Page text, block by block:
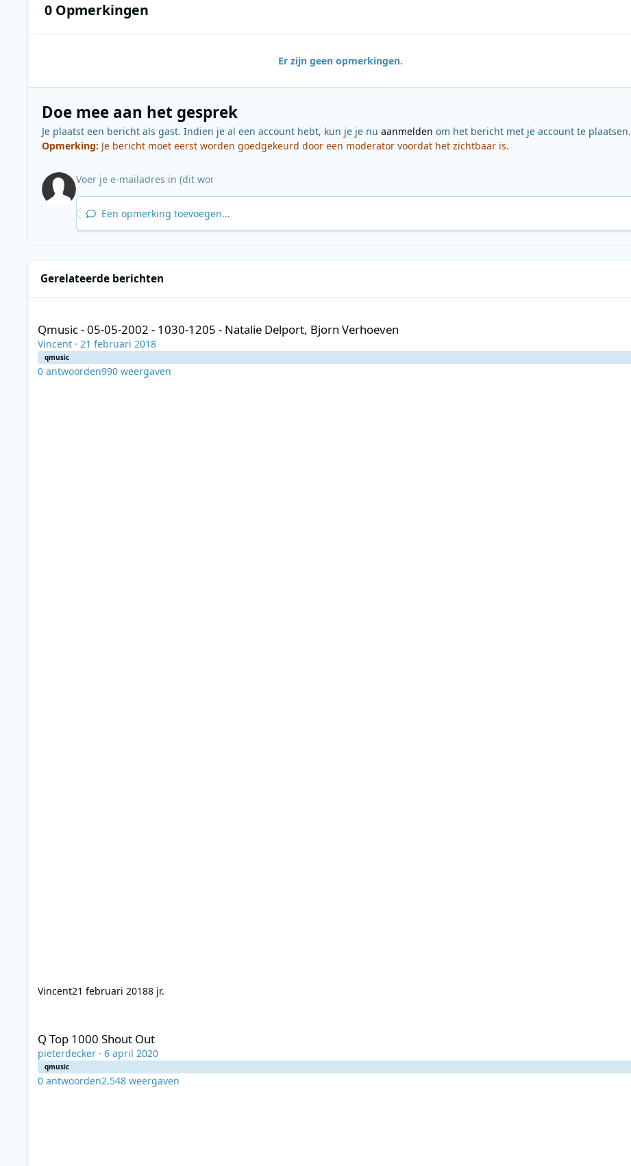
0 Opmerkingen
Er zijn geen opmerkingen.
Doe mee aan het gesprek
Je plaatst een bericht als gast. Indien je al een account hebt, kun je je nu aanmelden om het bericht met je account te plaatsen.
Opmerking: Je bericht moet eerst worden goedgekeurd door een moderator voordat het zichtbaar is.
Een opmerking toevoegen...
Gerelateerde berichten
Qmusic - 05-05-2002 - 1030-1205 - Natalie Delport, Bjorn Verhoeven
Vincent · 21 februari 2018
qmusic
0 antwoorden990 weergaven
Vincent21 februari 20188 jr.
Q Top 1000 Shout Out
pieterdecker · 6 april 2020
qmusic
0 antwoorden2.548 weergaven